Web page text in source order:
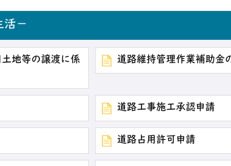
－
地等の譲渡に係
道路維持管理作業補助金
道路工事施工承認申請
道路占用許可申請